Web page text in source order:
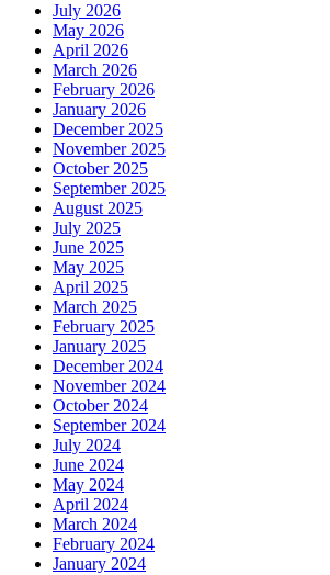
July 2026
May 2026
April 2026
March 2026
February 2026
January 2026
December 2025
November 2025
October 2025
September 2025
August 2025
July 2025
June 2025
May 2025
April 2025
March 2025
February 2025
January 2025
December 2024
November 2024
October 2024
September 2024
July 2024
June 2024
May 2024
April 2024
March 2024
February 2024
January 2024